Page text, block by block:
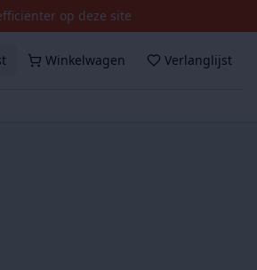
op deze site
Winkelwagen Verlanglijst